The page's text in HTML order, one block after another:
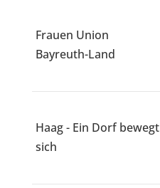
Frauen Union
Bayreuth-Land
Haag - Ein Dorf bewegt
sich